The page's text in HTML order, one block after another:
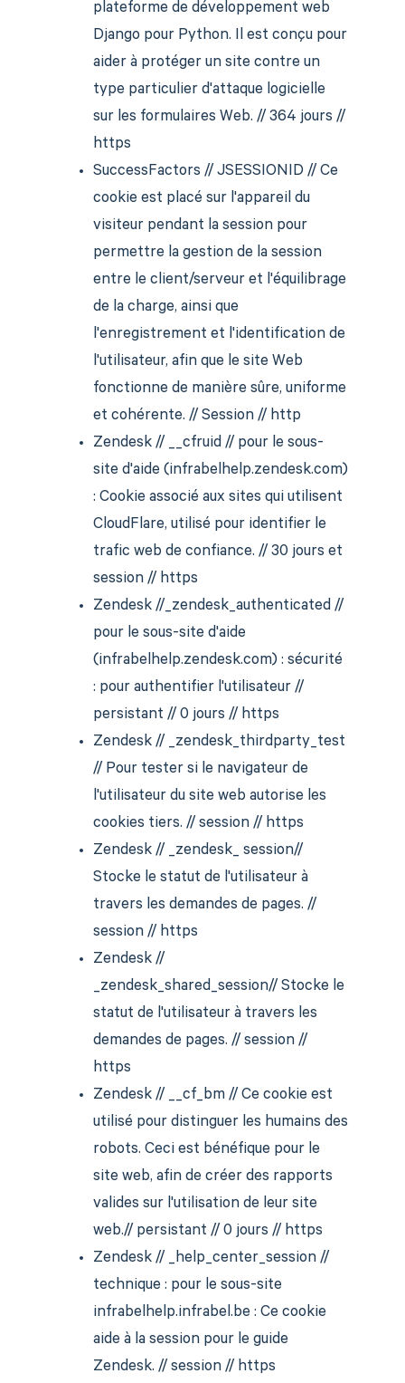
plateforme de développement web
Django pour Python. Il est conçu pour
aider à protéger un site contre un
type particulier d'attaque logicielle
sur les formulaires Web. // 364 jours //
https
SuccessFactors // JSESSIONID // Ce
cookie est placé sur l'appareil du
visiteur pendant la session pour
permettre la gestion de la session
entre le client/serveur et l'équilibrage
de la charge, ainsi que
l'enregistrement et l'identification de
l'utilisateur, afin que le site Web
fonctionne de manière sûre, uniforme
et cohérente. // Session // http
Zendesk // __cfruid // pour le sous-
site d'aide (infrabelhelp.zendesk.com)
: Cookie associé aux sites qui utilisent
CloudFlare, utilisé pour identifier le
trafic web de confiance. // 30 jours et
session // https
Zendesk //_zendesk_authenticated //
pour le sous-site d'aide
(infrabelhelp.zendesk.com) : sécurité
: pour authentifier l'utilisateur //
persistant // 0 jours // https
Zendesk // _zendesk_thirdparty_test
// Pour tester si le navigateur de
l'utilisateur du site web autorise les
cookies tiers. // session // https
Zendesk // _zendesk_ session//
Stocke le statut de l'utilisateur à
travers les demandes de pages. //
session // https
Zendesk //
_zendesk_shared_session// Stocke le
statut de l'utilisateur à travers les
demandes de pages. // session //
https
Zendesk // __cf_bm // Ce cookie est
utilisé pour distinguer les humains des
robots. Ceci est bénéfique pour le
site web, afin de créer des rapports
valides sur l'utilisation de leur site
web.// persistant // 0 jours // https
Zendesk // _help_center_session //
technique : pour le sous-site
infrabelhelp.infrabel.be : Ce cookie
aide à la session pour le guide
Zendesk. // session // https